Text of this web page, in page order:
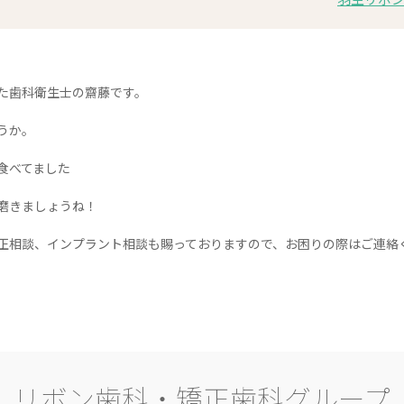
科衛生士の齋藤です。
。
べてました
きましょうね！
談、インプラント相談も賜っておりますので、お困りの際はご連絡